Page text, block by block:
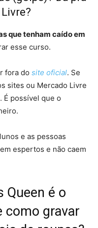
que tenham caído em
esse curso.
fora do site oficial. Se
sites ou Mercado Livre
É possível que o
e as pessoas
espertos e não caem
Queen é o
como gravar